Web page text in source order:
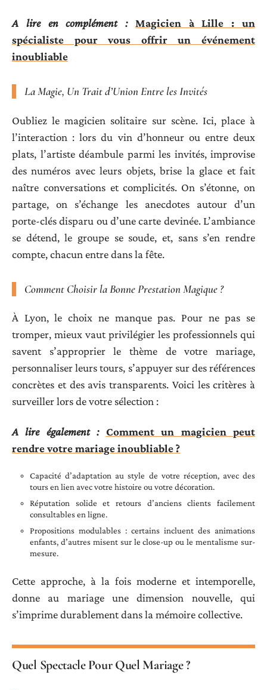
A lire en complément :
Magicien à Lille : un
spécialiste pour vous offrir un événement
inoubliable
La Magie, Un Trait d’Union Entre les Invités
Oubliez le magicien solitaire sur scène. Ici, place à
l’interaction : lors du vin d’honneur ou entre deux
plats, l’artiste déambule parmi les invités, improvise
des numéros avec leurs objets, brise la glace et fait
naître conversations et complicités. On s’étonne, on
partage, on s’échange les anecdotes autour d’un
porte-clés disparu ou d’une carte devinée. L’ambiance
se détend, le groupe se soude, et, sans s’en rendre
compte, chacun entre dans la fête.
Comment Choisir la Bonne Prestation Magique ?
À Lyon, le choix ne manque pas. Pour ne pas se
tromper, mieux vaut privilégier les professionnels qui
savent s’approprier le thème de votre mariage,
personnaliser leurs tours, s’appuyer sur des références
concrètes et des avis transparents. Voici les critères à
surveiller lors de votre sélection :
A lire également : Comment un magicien peut
rendre votre mariage inoubliable ?
Capacité d’adaptation au style de votre réception, avec des
tours en lien avec votre histoire ou votre décoration.
Réputation solide et retours d’anciens clients facilement
consultables en ligne.
Propositions modulables : certains incluent des animations
enfants, d’autres misent sur le close-up ou le mentalisme sur-
mesure.
Cette approche, à la fois moderne et intemporelle,
donne au mariage une dimension nouvelle, qui
s’imprime durablement dans la mémoire collective.
Quel Spectacle Pour Quel Mariage ?